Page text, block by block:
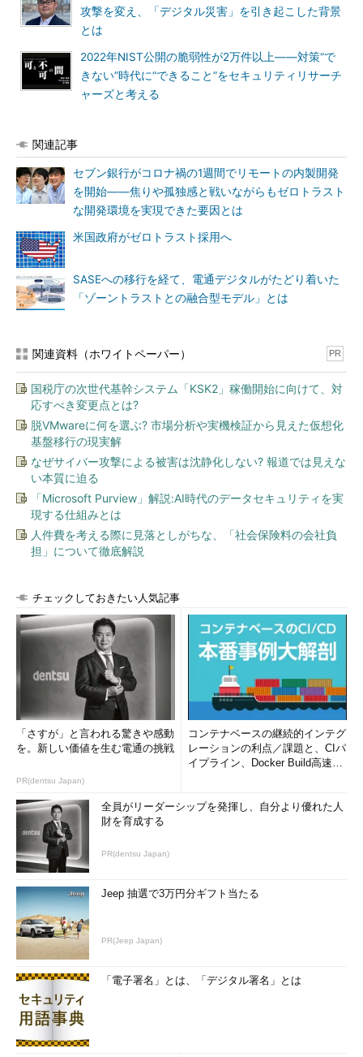
攻撃を変え、「デジタル災害」を引き起こした背景
とは
2022年NIST公開の脆弱性が2万件以上――対策“で
きない”時代に“できること”をセキュリティリサーチ
ャーズと考える
関連記事
セブン銀行がコロナ禍の1週間でリモートの内製開発
を開始――焦りや孤独感と戦いながらもゼロトラスト
な開発環境を実現できた要因とは
米国政府がゼロトラスト採用へ
SASEへの移行を経て、電通デジタルがたどり着いた
「ゾーントラストとの融合型モデル」とは
関連資料（ホワイトペーパー） PR
国税庁の次世代基幹システム「KSK2」稼働開始に向けて、対
応すべき変更点とは?
脱VMwareに何を選ぶ? 市場分析や実機検証から見えた仮想化
基盤移行の現実解
なぜサイバー攻撃による被害は沈静化しない? 報道では見えな
い本質に迫る
「Microsoft Purview」解説:AI時代のデータセキュリティを実
現する仕組みとは
人件費を考える際に見落としがちな、「社会保険料の会社負
担」について徹底解説
チェックしておきたい人気記事
「さすが」と言われる驚きや感動
を。新しい価値を生む電通の挑戦
PR(dentsu Japan)
コンテナベースの継続的インテグ
レーションの利点／課題と、CIパ
イプライン、Docker Build高速化
全員がリーダーシップを発揮し、自分より優れた人
財を育成する
PR(dentsu Japan)
Jeep 抽選で3万円分ギフト当たる
PR(Jeep Japan)
「電子署名」とは、「デジタル署名」とは